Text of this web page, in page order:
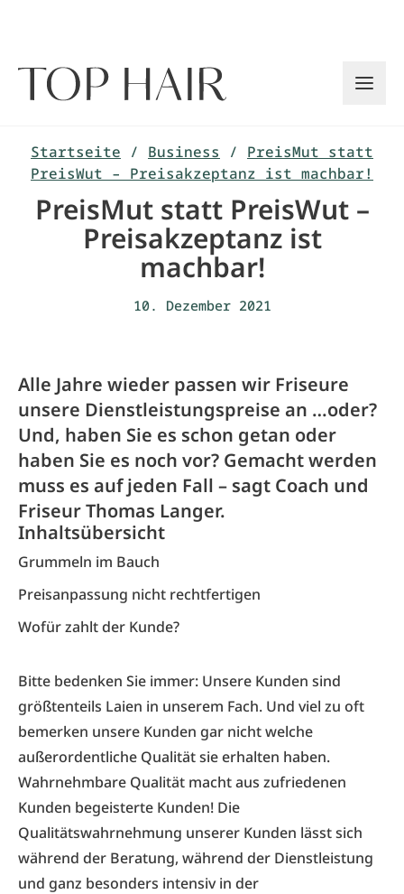
Startseite / Business / PreisMut statt
PreisWut – Preisakzeptanz ist machbar!
PreisMut statt PreisWut –
Preisakzeptanz ist
machbar!
10. Dezember 2021
Alle Jahre wieder passen wir Friseure
unsere Dienstleistungspreise an …oder?
Und, haben Sie es schon getan oder
haben Sie es noch vor? Gemacht werden
muss es auf jeden Fall – sagt Coach und
Friseur Thomas Langer.
Inhaltsübersicht
Grummeln im Bauch
Preisanpassung nicht rechtfertigen
Wofür zahlt der Kunde?
Bitte bedenken Sie immer: Unsere Kunden sind
größtenteils Laien in unserem Fach. Und viel zu oft
bemerken unsere Kunden gar nicht welche
außerordentliche Qualität sie erhalten haben.
Wahrnehmbare Qualität macht aus zufriedenen
Kunden begeisterte Kunden! Die
Qualitätswahrnehmung unserer Kunden lässt sich
während der Beratung, während der Dienstleistung
und ganz besonders intensiv in der